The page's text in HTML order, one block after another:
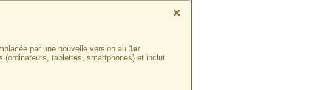
×
par une nouvelle version au 1er
(ordinateurs, tablettes, smartphones) et inclut